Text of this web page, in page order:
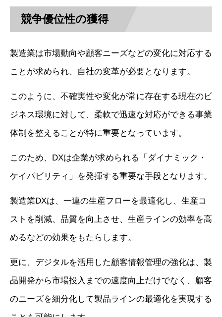
競争優位性の獲得
製造業は市場動向や顧客ニーズなどの変化に対応する
ことが求められ、自社の変革が必要となります。
このように、不確実性や変化が常に存在する現在のビ
ジネス環境に対して、柔軟で迅速な対応ができる事業
体制を整えることが特に重要となっています。
このため、DXは企業が求められる「ダイナミック・
ケイパビリティ」を発揮する重要な手段となります。
製造業DXは、一連の生産フローを最適化し、生産コ
ストを削減、品質を向上させ、生産ラインの効率を高
めるなどの効果をもたらします。
更に、デジタルを活用した顧客情報管理の強化は、製
品開発から市場投入までの速度向上だけでなく、顧客
のニーズを細分化して製品ラインの最適化を実現する